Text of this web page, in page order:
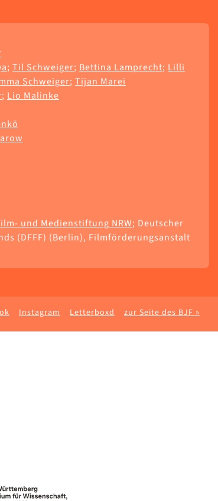
; Til Schweiger; Bettina Lamprecht; Lilli
Schweiger; Tijan Marei
; Lio Malinke
und Medienstiftung NRW; Deutscher
(DFFF) (Berlin), Filmförderungsanstalt
Instagram Letterboxd zur Seite des BJF »